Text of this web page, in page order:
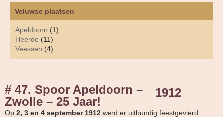
Veluwse plaatsen
Apeldoorn (1)
Heerde (11)
Veessen (4)
# 47. Spoor Apeldoorn –
Zwolle – 25 Jaar!
1912
Op 2, 3 en 4 september 1912 werd er uitbundig feestgevierd